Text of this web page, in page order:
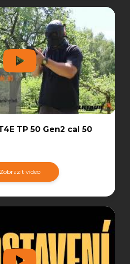
TP 50 Gen2 cal 50
Zobrazit video